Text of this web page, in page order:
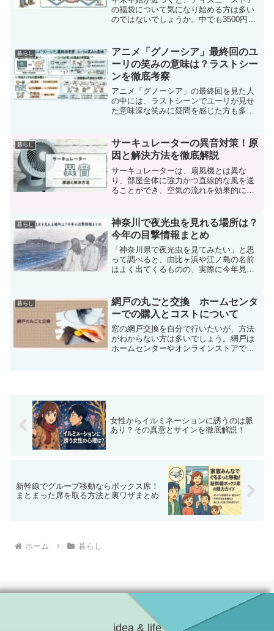
の福袋について気になり始める方は多い
のではないでしょうか。中でも3500円の
売るの？」「例年あると聞いたけど本
当？」といった疑問を持...
暮らし
アニメ「グノーシア」最終回のユ
ーリの笑みの意味は？ラストシー
ンを徹底考察
アニメ「グノーシア」の最終回を見た人
の中には、ラストシーンでユーリが見せ
た意味深な笑みに疑問を感じた方も多い
ユーリの表情によって「本当にこれで終
わりなのか？」と感じた視...
暮らし
サーキュレーターの異音対策！原
因と解決方法を徹底解説
サーキュレーターは、扇風機とは異な
り、部屋全体に強力かつ直線的な風を送
ることができ、空気の流れを効果的に循
れています。ただし、時として不快な騒
音が発生することがあります...
暮らし
神奈川で夜光虫を見れる場所は？
今年の目撃情報まとめ
「神奈川県で夜光虫を見てみたい」と思
って調べると、由比ヶ浜や江ノ島の名前
はよく出てくるものの、実際に今年見れ
間がかかる人ほど、「せっかく行ったの
に全然見れなかったら嫌だ...
暮らし
網戸の丸ごと交換 ホームセンタ
ーでの購入とコストについて
窓の網戸交換を自分で行いたいが、方法
がわからない方は多いでしょう。網戸は
ホームセンターやオンラインストアで購
戸の選び方、交換後の古い網戸の処分方
法まで、網戸交換に関する貴重な情報が
満載です。自分で網戸を交換する際の参
女性からイルミネーションに誘うのは脈
あり？その真意とサインを徹底解説！
新幹線でグループ移動ならボックス席！
まとまった席を取る方法と裏ワザまとめ
ホーム 暮らし
idea & life